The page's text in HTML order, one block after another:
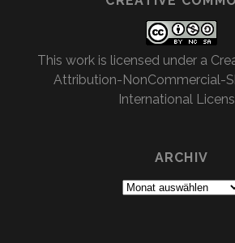
This work is licensed under a
Attribution-NonCommercial-
International
ARCHIV
Archiv